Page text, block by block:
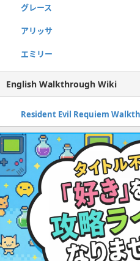
グレース
アリッサ
エミリー
English Walkthrough Wiki
Resident Evil Requiem